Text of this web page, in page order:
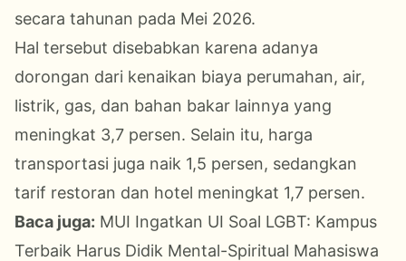
secara tahunan pada Mei 2026.
Hal tersebut disebabkan karena adanya
dorongan dari kenaikan biaya perumahan, air,
listrik, gas, dan bahan bakar lainnya yang
meningkat 3,7 persen. Selain itu, harga
transportasi juga naik 1,5 persen, sedangkan
tarif restoran dan hotel meningkat 1,7 persen.
Baca juga: MUI Ingatkan UI Soal LGBT: Kampus
Terbaik Harus Didik Mental-Spiritual Mahasiswa